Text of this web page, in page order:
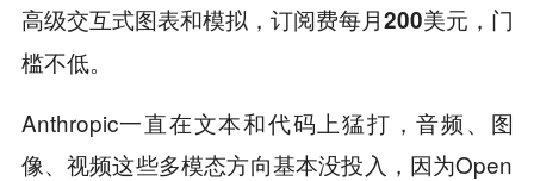
高级交互式图表和模拟，订阅费每月200美元 ，门
槛不低。
Anthropic一直在文本和代码上猛打，音频、图
像、视频这些多模态方向基本没投入，因为Open